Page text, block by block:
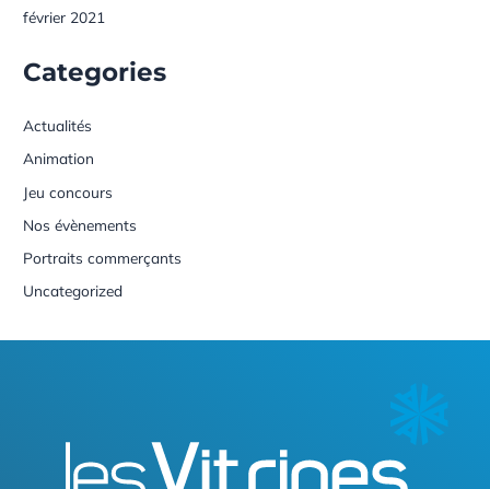
février 2021
Categories
Actualités
Animation
Jeu concours
Nos évènements
Portraits commerçants
Uncategorized